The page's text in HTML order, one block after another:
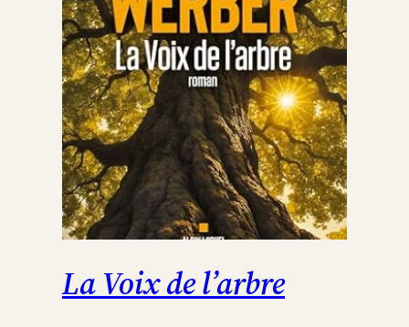
La Voix de l’arbre